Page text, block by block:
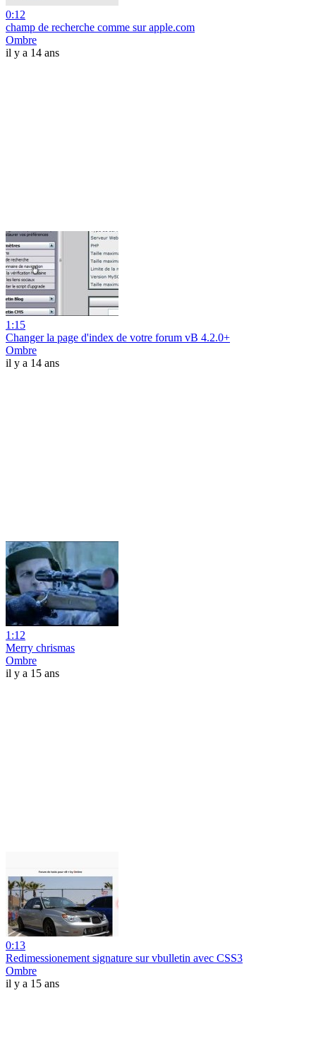
0:12
champ de recherche comme sur apple.com
Ombre
il y a 14 ans
1:15
Changer la page d'index de votre forum vB 4.2.0+
Ombre
il y a 14 ans
1:12
Merry chrismas
Ombre
il y a 15 ans
0:13
Redimessionement signature sur vbulletin avec CSS3
Ombre
il y a 15 ans